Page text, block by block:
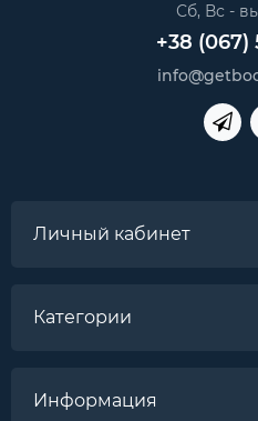
Сб, Вс -
+38 (067)
Личный кабинет
Категории
Информация